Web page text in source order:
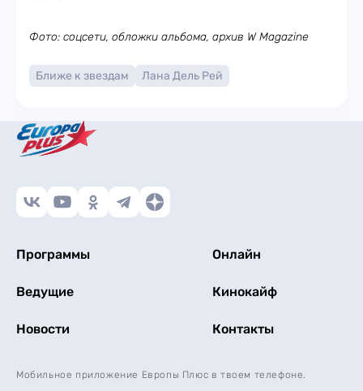
Фото: соцсети, обложки альбома, архив W Magazine
Ближе к звездам Лана Дель Рей
Программы Онлайн
Ведущие Кинокайф
Новости Контакты
Мобильное приложение Европы Плюс в твоем телефоне.